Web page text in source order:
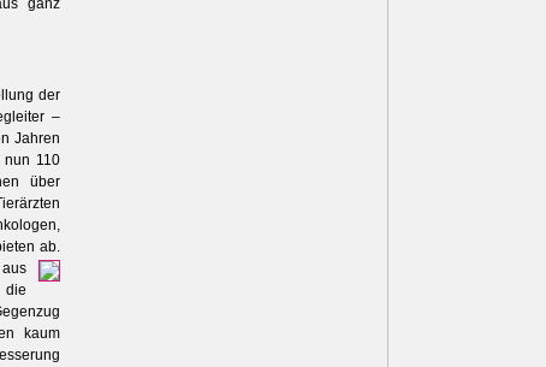
ganz
der
–
Jahren
nun 110
über
ab.
die
kaum